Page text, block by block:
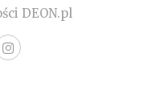
DEON.pl